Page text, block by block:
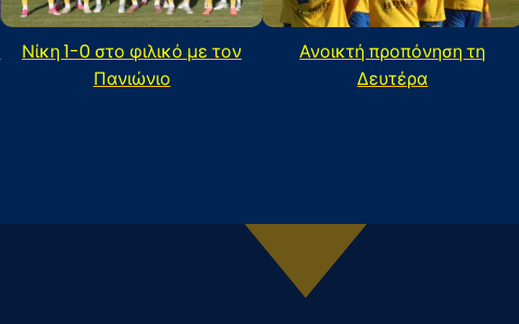
Νίκη 1-0 στο φιλικό με τον
Πανιώνιο
Ανοικτή προπόνηση τη
Δευτέρα